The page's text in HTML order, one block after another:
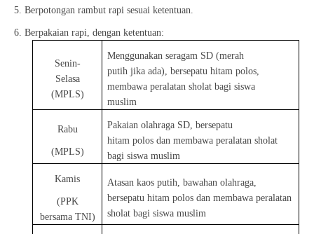
5. Berpotongan rambut rapi sesuai ketentuan.
6. Berpakaian rapi, dengan ketentuan:
Senin-
Selasa
(MPLS)
Menggunakan seragam SD (merah
putih jika ada), bersepatu hitam polos,
membawa peralatan sholat bagi siswa
muslim
Rabu
(MPLS)
Pakaian olahraga SD, bersepatu
hitam polos dan membawa peralatan sholat
bagi siswa muslim
Kamis
(PPK
bersama TNI)
Atasan kaos putih, bawahan olahraga,
bersepatu hitam polos dan membawa peralatan
sholat bagi siswa muslim